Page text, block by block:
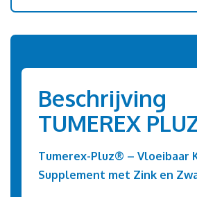
Beschrijving
TUMEREX
Tumerex-Pluz® – Vloeibaar
Supplement met Zink en